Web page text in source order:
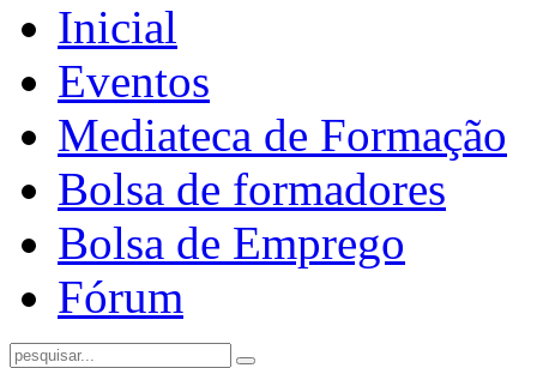
Inicial
Eventos
Mediateca de Formação
Bolsa de formadores
Bolsa de Emprego
Fórum